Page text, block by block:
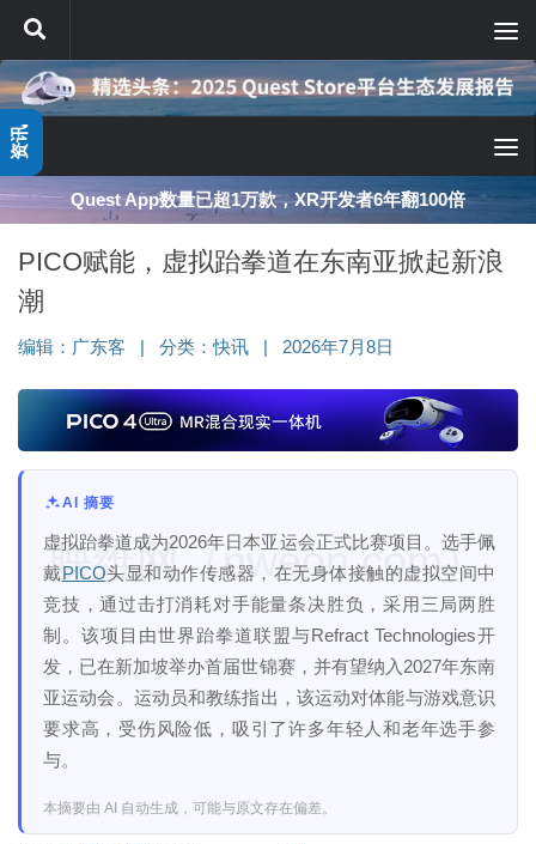
跳至内容
深度分享：AI智能眼镜的现实困境与严峻出路
PICO赋能，虚拟跆拳道在东南亚掀起新浪
潮
编辑： 广东客 分类：快讯 2026年7月8日
AI 摘要
虚拟跆拳道成为2026年日本亚运会正式比赛项目。选手佩
戴PICO头显和动作传感器，在无身体接触的虚拟空间中
竞技，通过击打消耗对手能量条决胜负，采用三局两胜
制。该项目由世界跆拳道联盟与Refract Technologies开
发，已在新加坡举办首届世锦赛，并有望纳入2027年东南
亚运动会。运动员和教练指出，该运动对体能与游戏意识
要求高，受伤风险低，吸引了许多年轻人和老年选手参
与。
本摘要由 AI 自动生成，可能与原文存在偏差。
映维网（nweon.com）
资讯